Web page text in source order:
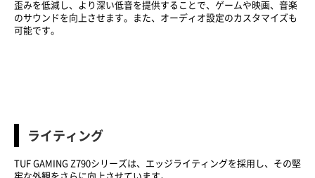
歪みを低減し、より深い低音を提供することで、ゲームや映画、音楽
のサウンドを向上させます。また、オーディオ設定のカスタマイズも
可能です。
ライティング
TUF GAMING Z790シリーズは、エッジライティングを採用し、その堅